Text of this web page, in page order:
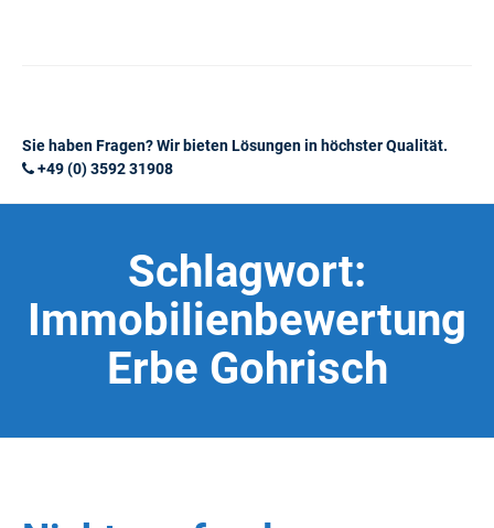
Sie haben Fragen? Wir bieten Lösungen in höchster Qualität.
+49 (0) 3592 31908
Schlagwort:
Immobilienbewertung
Erbe Gohrisch